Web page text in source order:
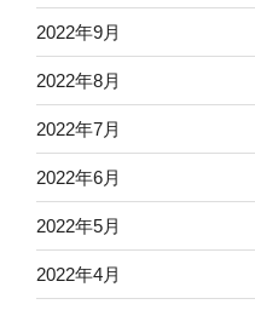
2022年9月
2022年8月
2022年7月
2022年6月
2022年5月
2022年4月